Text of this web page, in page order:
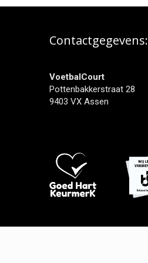
Contactgegevens:
VoetbalCourt
Pottenbakkerstraat 28
9403 VX Assen